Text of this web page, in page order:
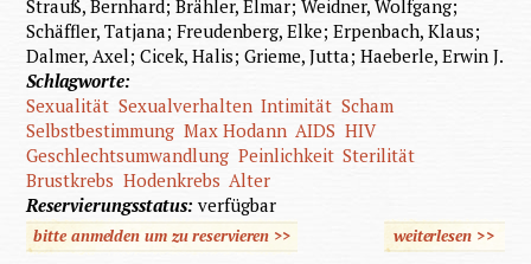
Strauß, Bernhard; Brähler, Elmar; Weidner, Wolfgang;
Schäffler, Tatjana; Freudenberg, Elke; Erpenbach, Klaus;
Dalmer, Axel; Cicek, Halis; Grieme, Jutta; Haeberle, Erwin J.
Schlagworte:
Sexualität Sexualverhalten Intimität Scham
Selbstbestimmung Max Hodann AIDS HIV
Geschlechtsumwandlung Peinlichkeit Sterilität
Brustkrebs Hodenkrebs Alter
Reservierungsstatus:verfügbar
bitte anmelden um zu reservieren >> weiterlesen
über
>>